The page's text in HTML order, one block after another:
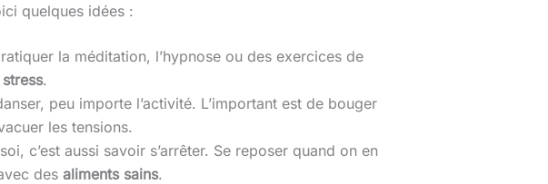
quelques idées :
la méditation, l’hypnose ou des exercices de
stress.
peu importe l’activité. L’important est de bouger
les tensions.
c’est aussi savoir s’arrêter. Se reposer quand on en
des aliments sains.